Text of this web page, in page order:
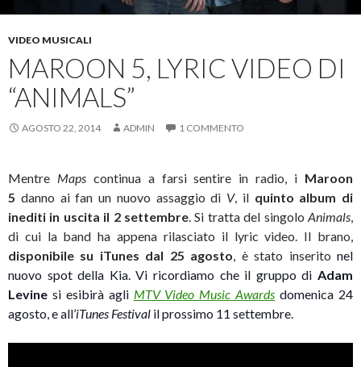
VIDEO MUSICALI
MAROON 5, LYRIC VIDEO DI
“ANIMALS”
AGOSTO 22, 2014 ADMIN 1 COMMENTO
Mentre Maps continua a farsi sentire in radio, i Maroon
5 danno ai fan un nuovo assaggio di V, ilquinto album di
inediti in uscita il 2 settembre . Si tratta del singolo Animals
di cui la band ha appena rilasciato il lyric video.
Il brano,
disponibile su iTunes dal 25 agosto , è stato inserito nel
nuovo spot della Kia. Vi ricordiamo che il gruppo di Adam
Levine si esibirà agli MTV Video Music Awards domenica 24
agosto, e all’iTunes Festival il prossimo 11 settembre.